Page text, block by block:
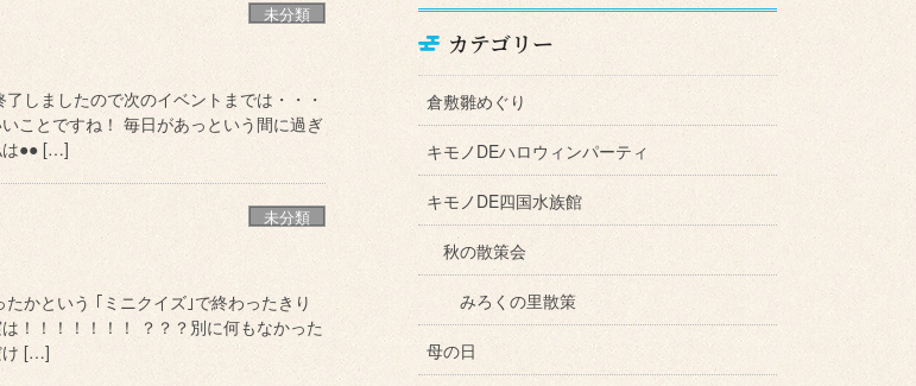
未分類
しましたので次のイベントまでは・・・
ことですね！ 毎日があっという間に過ぎ
は●● […]
未分類
かという ｢ミニクイズ｣で終わったきり
！！！！！！！ ？？？別に何もなかった
け […]
カテゴリー
倉敷雛めぐり
キモノDEハロウィンパーティ
キモノDE四国水族館
秋の散策会
みろくの里散策
母の日